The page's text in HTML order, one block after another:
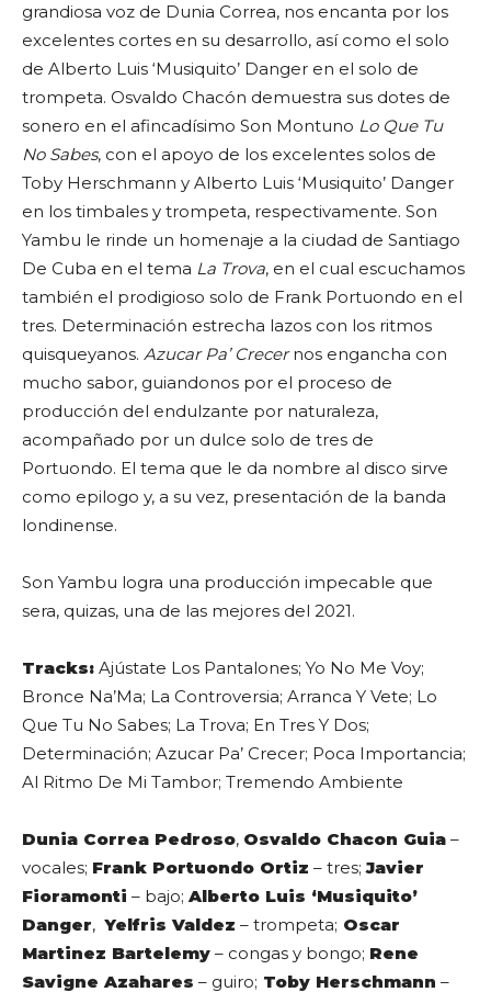
grandiosa voz de Dunia Correa, nos encanta por los
excelentes cortes en su desarrollo, así como el solo
de Alberto Luis ‘Musiquito’ Danger en el solo de
trompeta. Osvaldo Chacón demuestra sus dotes de
sonero en el afincadísimo Son Montuno Lo Que Tu
No Sabes, con el apoyo de los excelentes solos de
Toby Herschmann y Alberto Luis ‘Musiquito’ Danger
en los timbales y trompeta, respectivamente. Son
Yambu le rinde un homenaje a la ciudad de Santiago
De Cuba en el tema La Trova, en el cual escuchamos
también el prodigioso solo de Frank Portuondo en el
tres. Determinación estrecha lazos con los ritmos
quisqueyanos. Azucar Pa’ Crecernos engancha con
mucho sabor, guiandonos por el proceso de
producción del endulzante por naturaleza,
acompañado por un dulce solo de tres de
Portuondo. El tema que le da nombre al disco sirve
como epilogo y, a su vez, presentación de la banda
londinense.
Son Yambu logra una producción impecable que
sera, quizas, una de las mejores del 2021.
Tracks: Ajústate Los Pantalones; Yo No Me Voy;
Bronce Na’Ma; La Controversia; Arranca Y Vete; Lo
Que Tu No Sabes; La Trova; En Tres Y Dos;
Determinación; Azucar Pa’ Crecer; Poca Importancia;
Al Ritmo De Mi Tambor; Tremendo Ambiente
Dunia Correa Pedroso, Osvaldo Chacon Guia –
vocales; Frank Portuondo Ortiz – tres;Javier
Fioramonti – bajo; Alberto Luis ‘Musiquito’
Danger, Yelfris Valdez – trompeta; Oscar
Martinez Bartelemy – congas y bongo; Rene
Savigne Azahares – guiro; Toby Herschmann –